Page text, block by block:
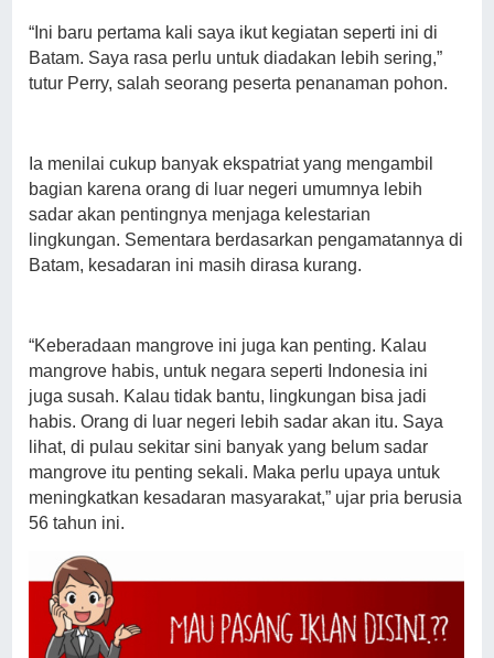
“Ini baru pertama kali saya ikut kegiatan seperti ini di
Batam. Saya rasa perlu untuk diadakan lebih sering,”
tutur Perry, salah seorang peserta penanaman pohon.
Ia menilai cukup banyak ekspatriat yang mengambil
bagian karena orang di luar negeri umumnya lebih
sadar akan pentingnya menjaga kelestarian
lingkungan. Sementara berdasarkan pengamatannya di
Batam, kesadaran ini masih dirasa kurang.
“Keberadaan mangrove ini juga kan penting. Kalau
mangrove habis, untuk negara seperti Indonesia ini
juga susah. Kalau tidak bantu, lingkungan bisa jadi
habis. Orang di luar negeri lebih sadar akan itu. Saya
lihat, di pulau sekitar sini banyak yang belum sadar
mangrove itu penting sekali. Maka perlu upaya untuk
meningkatkan kesadaran masyarakat,” ujar pria berusia
56 tahun ini.